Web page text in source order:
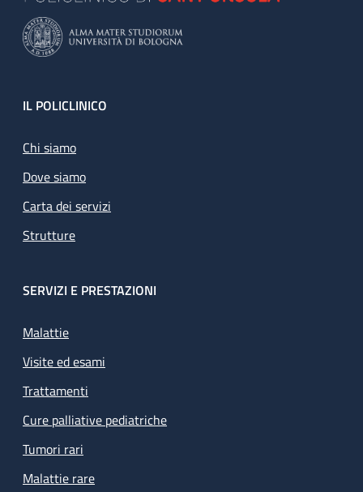
Footer
IL POLICLINICO
Chi siamo
Dove siamo
Carta dei servizi
Strutture
SERVIZI E PRESTAZIONI
Malattie
Visite ed esami
Trattamenti
Cure palliative pediatriche
Tumori rari
Malattie rare